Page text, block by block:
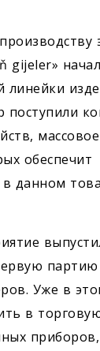
gijeler»
линейки
поступили
массовое
обеспечит
данном
партию
Уже в
в
приборов,